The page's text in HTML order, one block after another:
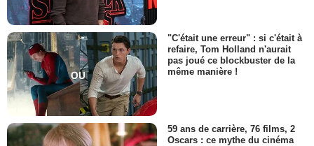
"C'était une erreur" : si c'était à
refaire, Tom Holland n'aurait
pas joué ce blockbuster de la
même manière !
59 ans de carrière, 76 films, 2
Oscars : ce mythe du cinéma